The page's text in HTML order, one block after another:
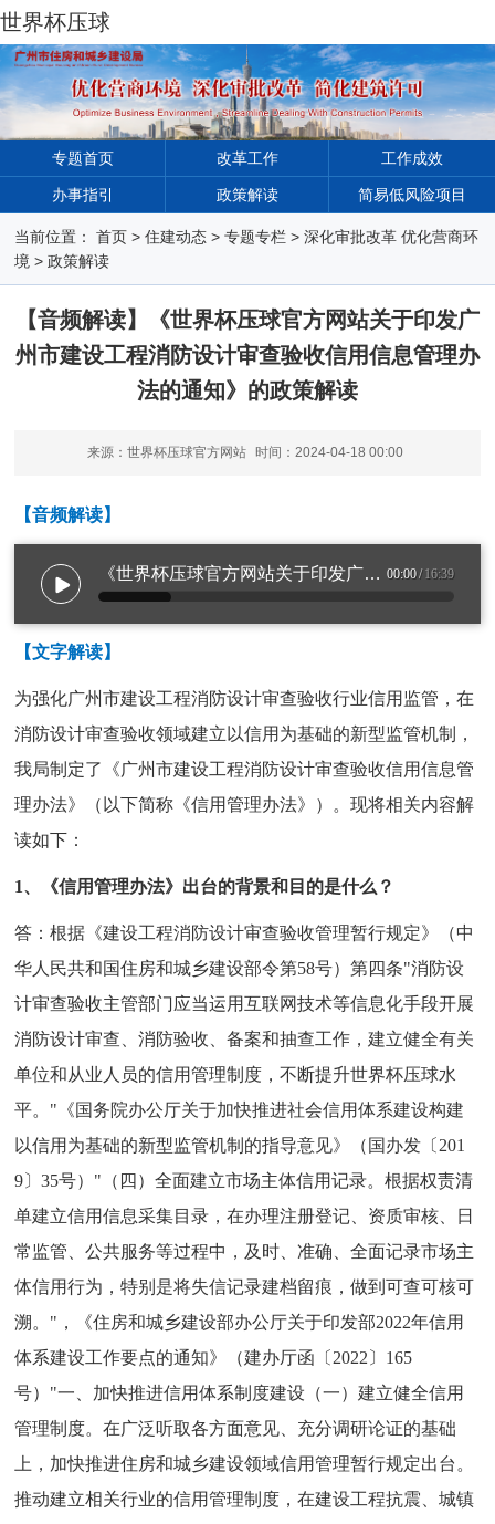
世界杯压球
专题首页 改革工作 工作成效
办事指引 政策解读 简易低风险项目
当前位置： 首页 >住建动态 >专题专栏 >深化审批改革 优化营商环
境 >政策解读
【音频解读】《世界杯压球官方网站关于印发广
州市建设工程消防设计审查验收信用信息管理办
法的通知》的政策解读
来源：世界杯压球官方网站 时间： 2024-04-18 00:00
【音频解读】
《世界杯压球官方网站关于印发广州市建设工程消防设计审查验收信用信息管理办法的 00:00/ 16:39
【文字解读】
为强化广州市建设工程消防设计审查验收行业信用监管，在
消防设计审查验收领域建立以信用为基础的新型监管机制，
我局制定了《广州市建设工程消防设计审查验收信用信息管
理办法》（以下简称《信用管理办法》）。现将相关内容解
读如下：
1、《信用管理办法》出台的背景和目的是什么？
答：根据《建设工程消防设计审查验收管理暂行规定》（中
华人民共和国住房和城乡建设部令第58号）第四条"消防设
计审查验收主管部门应当运用互联网技术等信息化手段开展
消防设计审查、消防验收、备案和抽查工作，建立健全有关
单位和从业人员的信用管理制度，不断提升世界杯压球水
平。"《国务院办公厅关于加快推进社会信用体系建设构建
以信用为基础的新型监管机制的指导意见》（国办发〔201
9〕35号）"（四）全面建立市场主体信用记录。根据权责清
单建立信用信息采集目录，在办理注册登记、资质审核、日
常监管、公共服务等过程中，及时、准确、全面记录市场主
体信用行为，特别是将失信记录建档留痕，做到可查可核可
溯。"，《住房和城乡建设部办公厅关于印发部2022年信用
体系建设工作要点的通知》（建办厅函〔2022〕165
号）"一、加快推进信用体系制度建设（一）建立健全信用
管理制度。在广泛听取各方面意见、充分调研论证的基础
上，加快推进住房和城乡建设领域信用管理暂行规定出台。
推动建立相关行业的信用管理制度，在建设工程抗震、城镇